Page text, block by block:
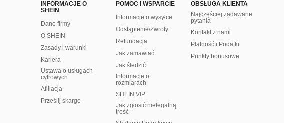
INFORMACJE O
SHEIN
Dane firmy
O SHEIN
Zasady i warunki
Kariera
Ustawa o usługach
cyfrowych
Afiliacja
Prześlij skargę
POMOC I WSPARCIE
Informacje o wysyłce
Odstąpienie/Zwroty
Refundacja
Jak zamawiać
Jak śledzić
Informacje o
rozmiarach
SHEIN VIP
Jak zgłosić nielegalną
treść
OBSŁUGA KLIENTA
Najczęściej zadawane
pytania
Kontakt z nami
Płatność i Podatki
Punkty bonusowe